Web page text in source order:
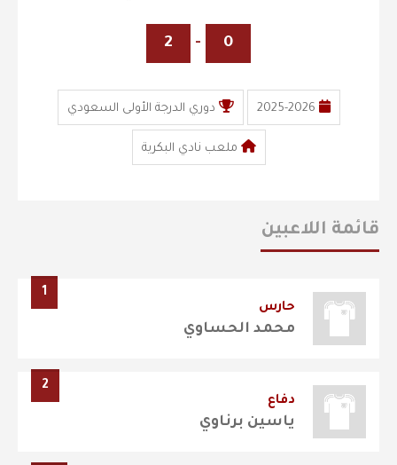
0
-
2
2025-2026 دوري الدرجة الأولى السعودي
ملعب نادي البكرية
قائمة اللاعبين
1
حارس
محمد الحساوي
2
دفاع
ياسين برناوي